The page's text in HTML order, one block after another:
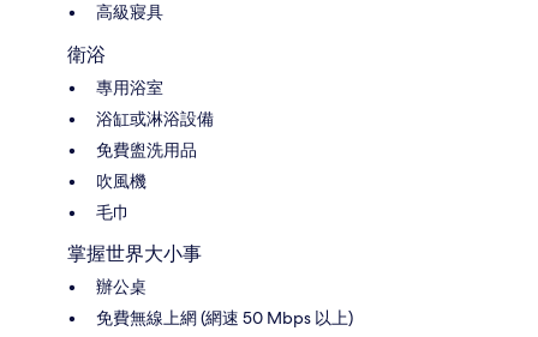
高級寢具
衛浴
專用浴室
浴缸或淋浴設備
免費盥洗用品
吹風機
毛巾
掌握世界大小事
辦公桌
免費無線上網 (網速 50 Mbps 以上)